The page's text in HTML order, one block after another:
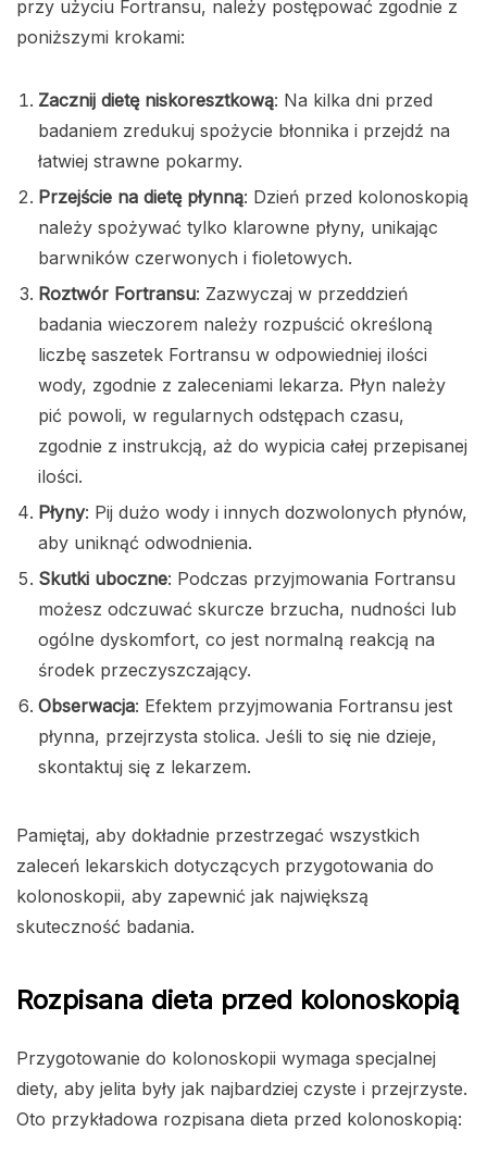
przy użyciu Fortransu, należy postępować zgodnie z
poniższymi krokami:
Zacznij dietę niskoresztkową: Na kilka dni przed
badaniem zredukuj spożycie błonnika i przejdź na
łatwiej strawne pokarmy.
Przejście na dietę płynną: Dzień przed kolonoskopią
należy spożywać tylko klarowne płyny, unikając
barwników czerwonych i fioletowych.
Roztwór Fortransu: Zazwyczaj w przeddzień
badania wieczorem należy rozpuścić określoną
liczbę saszetek Fortransu w odpowiedniej ilości
wody, zgodnie z zaleceniami lekarza. Płyn należy
pić powoli, w regularnych odstępach czasu,
zgodnie z instrukcją, aż do wypicia całej przepisanej
ilości.
Płyny: Pij dużo wody i innych dozwolonych płynów,
aby uniknąć odwodnienia.
Skutki uboczne: Podczas przyjmowania Fortransu
możesz odczuwać skurcze brzucha, nudności lub
ogólne dyskomfort, co jest normalną reakcją na
środek przeczyszczający.
Obserwacja: Efektem przyjmowania Fortransu jest
płynna, przejrzysta stolica. Jeśli to się nie dzieje,
skontaktuj się z lekarzem.
Pamiętaj, aby dokładnie przestrzegać wszystkich
zaleceń lekarskich dotyczących przygotowania do
kolonoskopii, aby zapewnić jak największą
skuteczność badania.
Rozpisana dieta przed kolonoskopią
Przygotowanie do kolonoskopii wymaga specjalnej
diety, aby jelita były jak najbardziej czyste i przejrzyste.
Oto przykładowa rozpisana dieta przed kolonoskopią: